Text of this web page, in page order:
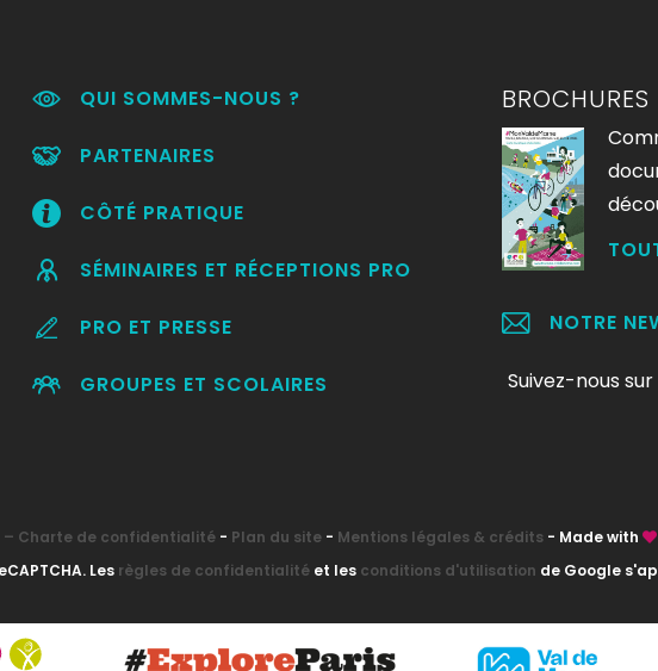
QUI SOMMES-NOUS ?
PARTENAIRES
CÔTÉ PRATIQUE
SÉMINAIRES ET RÉCEPTIONS PRO
PRO ET PRESSE
GROUPES ET SCOLAIRES
BROCHURES
NOTRE
Suivez-nous sur
– Charte de confidentialité- Plan du site- Mentions légales & crédits- Made with
Les règles de confidentialitéet les conditions d'utilisation de Google